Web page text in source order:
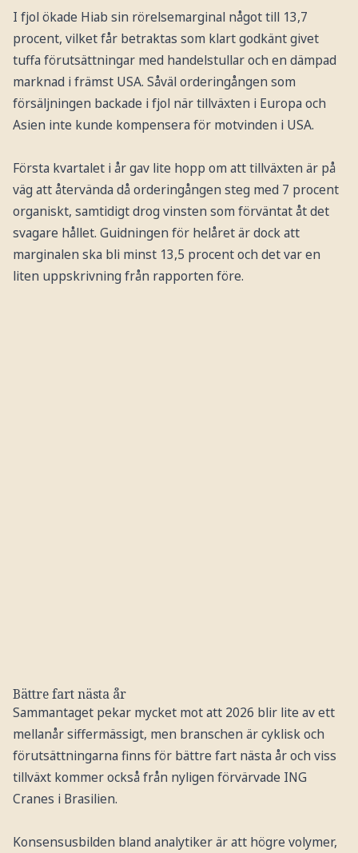
I fjol ökade Hiab sin rörelsemarginal något till 13,7
procent, vilket får betraktas som klart godkänt givet
tuffa förutsättningar med handelstullar och en dämpad
marknad i främst USA. Såväl orderingången som
försäljningen backade i fjol när tillväxten i Europa och
Asien inte kunde kompensera för motvinden i USA.
Första kvartalet i år gav lite hopp om att tillväxten är på
väg att återvända då orderingången steg med 7 procent
organiskt, samtidigt drog vinsten som förväntat åt det
svagare hållet. Guidningen för helåret är dock att
marginalen ska bli minst 13,5 procent och det var en
liten uppskrivning från rapporten före.
Bättre fart nästa år
Sammantaget pekar mycket mot att 2026 blir lite av ett
mellanår siffermässigt, men branschen är cyklisk och
förutsättningarna finns för bättre fart nästa år och viss
tillväxt kommer också från nyligen förvärvade ING
Cranes i Brasilien.
Konsensusbilden bland analytiker är att högre volymer,